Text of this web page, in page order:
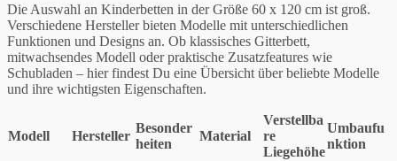
Die Auswahl an Kinderbetten in der Größe 60 x 120 cm ist groß.
Verschiedene Hersteller bieten Modelle mit unterschiedlichen
Funktionen und Designs an. Ob klassisches Gitterbett,
mitwachsendes Modell oder praktische Zusatzfeatures wie
Schubladen – hier findest Du eine Übersicht über beliebte Modelle
und ihre wichtigsten Eigenschaften.
Modell Hersteller
Besonder
heiten
Material
Verstellba
re
Liegehöhe
Umbaufu
nktion